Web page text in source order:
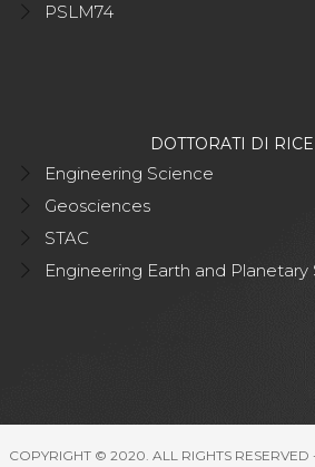
PSLM74
DOTTORATI DI
Engineering Science
Geosciences
STAC
Engineering Earth and Planetary
COPYRIGHT © 2020. ALL RIGHTS RESERVED